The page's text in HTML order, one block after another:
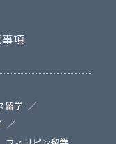
項
留学